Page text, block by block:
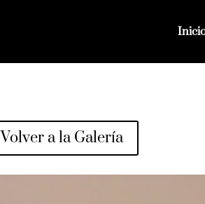
Volver a la Galería